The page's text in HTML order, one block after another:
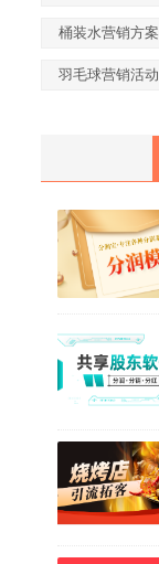
桶装水营销方案
羽毛球营销活动